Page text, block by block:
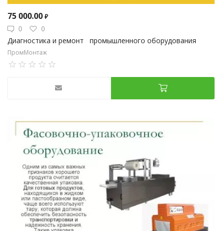
75 000.00 ₽
0
0
Диагностика и ремонт промышленного оборудования
ПромМонтаж